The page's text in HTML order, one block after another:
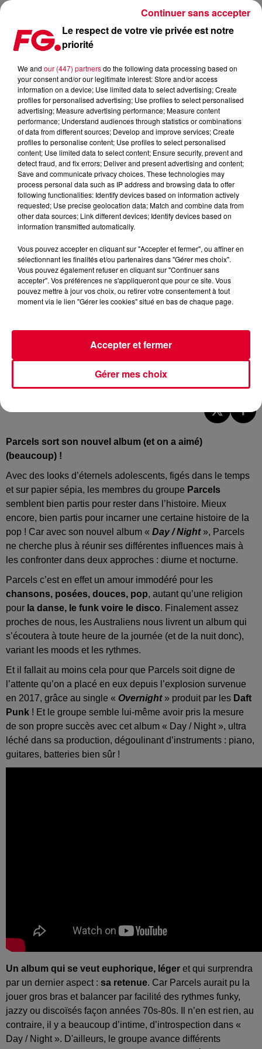
PARCELS SORT SON NOUVEL ALBUM (ET ON A AIMÉ) (BEAUCOUP) !
Publié : 9 novembre 2021 à 13h00 par Christophe HUBERT
Parcels sort son nouvel album (et on a aimé)
(beaucoup) !
Avec des looks d’éternels adolescents, figés dans le temps
et sur papier sépia, les membres du groupe Parcels
semblent bien partis pour rester dans l’histoire. Mieux
encore, bien partis pour incarner une certaine histoire de la
pop ! Car avec son nouvel album « Day / Night », Parcels
ne cherche plus à réunir ses différentes influences mais à
les confronter dans deux approches : diurne et nocturne.
Parcels c’est en effet un amour immodéré pour les
chansons, posées, douces, pop, autant qu’une religion
pour la danse, le funk voire le disco. Finalement assez
proches de nous, les Australiens nous livrent un album qui
s’écoutera à toute heure de la journée (et de la nuit donc),
variant les moods et les rythmes.
Et il fallait au moins cela pour que Parcels soit digne de
l’attente qu’on a placé en eux depuis l’explosion survenue
en 2017, grâce au single « Overnight » produit par les Daft
Punk ! Et le groupe semble lui-même avoir pris la mesure
de son propre succès avec cet album « Day / Night », ultra
léché dans sa production, dégoulinant d’instruments : piano,
guitares, batteries bien sûr !
Un album qui se veut euphorique, léger et qui surprendra
par un dernier aspect : sa retenue. Car Parcels aurait pu la
jouer gros bras et balancer par facilité des rythmes funky,
jazzy ou discoïsés façon années 70s-80s. Il n’en est rien, au
contraire, il y a beaucoup d’intime, d’introspection dans «
Day / Night ». D'ailleurs, le groupe avance différents
Le respect de votre vie privée est notre
priorité
We and our (447) partnersdo the following data processing based on
your consent and/or our legitimate interest: Store and/or access
information on a device; Use limited data to select advertising; Create
profiles for personalised advertising; Use profiles to select personalised
advertising; Measure advertising performance; Measure content
performance; Understand audiences through statistics or combinations
of data from different sources; Develop and improve services; Create
profiles to personalise content; Use profiles to select personalised
content; Use limited data to select content; Ensure security, prevent and
detect fraud, and fix errors; Deliver and present advertising and content;
Save and communicate privacy choices. These technologies may
process personal data such as IP address and browsing data to offer
following functionalities: Identify devices based on information actively
requested; Use precise geolocation data; Match and combine data from
other data sources; Link different devices; Identify devices based on
information transmitted automatically.
Vous pouvez accepter en cliquant sur "Accepter et fermer", ou affiner en
sélectionnant les finalités et/ou partenaires dans "Gérer mes choix".
Vous pouvez également refuser en cliquant sur "Continuer sans
accepter". Vos préférences ne s'appliqueront que pour ce site. Vous
pouvez mettre à jour vos choix, ou retirer votre consentement à tout
moment via le lien "Gérer les cookies" situé en bas de chaque page.
Gérer mes choix
Accepter et fermer
Continuer sans accepter